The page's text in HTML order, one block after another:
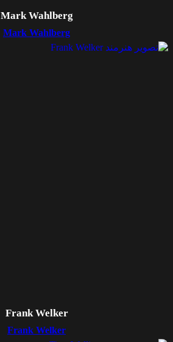
Mark Wahlberg
Mark Wahlberg
Frank Welker
Frank Welker